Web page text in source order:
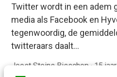
Twitter wordt in een adem
media als Facebook en
tegenwoordig, de
twitteraars daalt…
Joost Steins Bisschop · 15